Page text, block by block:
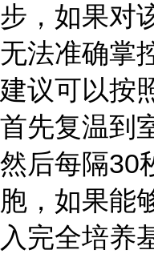
步，如果对
无法准确掌
建议可以按
首先复温到
然后每隔30
胞，如果能
入完全培养